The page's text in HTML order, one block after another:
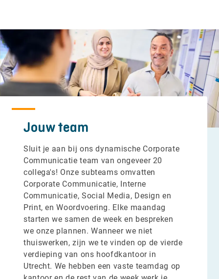
Jouw team
Sluit je aan bij ons dynamische Corporate
Communicatie team van ongeveer 20
collega's! Onze subteams omvatten
Corporate Communicatie, Interne
Communicatie, Social Media, Design en
Print, en Woordvoering. Elke maandag
starten we samen de week en bespreken
we onze plannen. Wanneer we niet
thuiswerken, zijn we te vinden op de vierde
verdieping van ons hoofdkantoor in
Utrecht. We hebben een vaste teamdag op